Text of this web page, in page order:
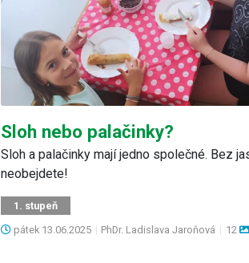
Sloh nebo palačinky?
Sloh a palačinky mají jedno společné. Bez
neobejdete!
1. stupeň
pátek 13.06.2025 | PhDr. Ladislava Jaroňová | 12